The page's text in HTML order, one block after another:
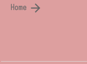

Home